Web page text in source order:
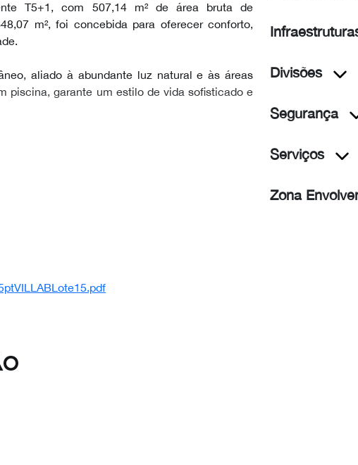
T5+1, com 507,14 m² de área bruta de
m², foi concebida para oferecer conforto,
aliado à abundante luz natural e às áreas
piscina, garante um estilo de vida sofisticado e
Divisões
Segurança
Serviços
Zona